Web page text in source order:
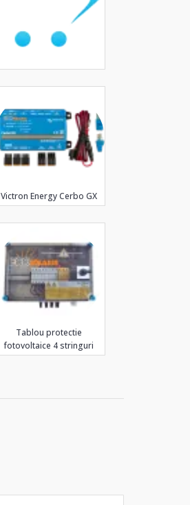
Victron Energy Cerbo GX
Tablou protectie
fotovoltaice 4 stringuri